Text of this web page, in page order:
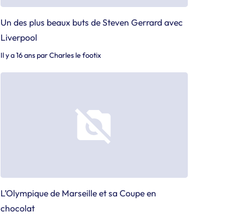
Un des plus beaux buts de Steven Gerrard avec
Liverpool
Il y a 16 ans parCharles le footix
L’Olympique de Marseille et sa Coupe en
chocolat